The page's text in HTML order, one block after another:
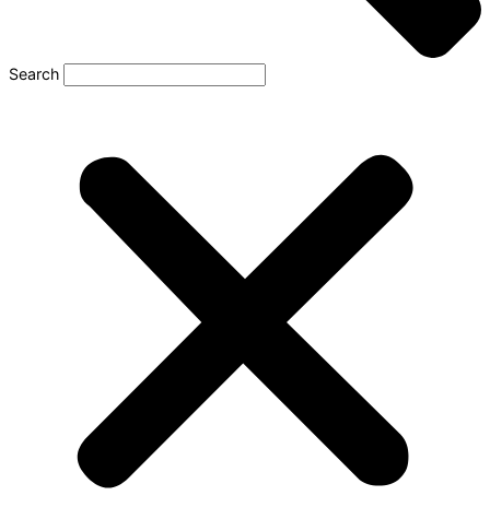
Search